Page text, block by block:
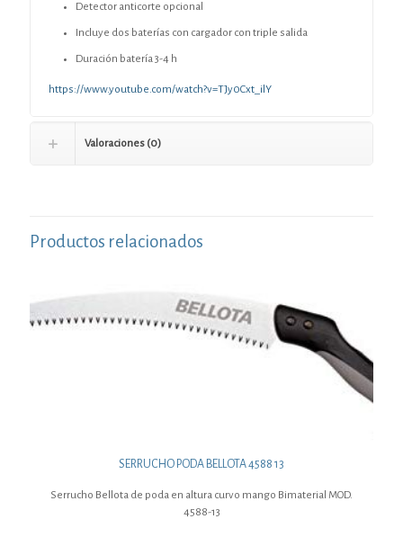
Detector anticorte opcional
Incluye dos baterías con cargador con triple salida
Duración batería 3-4 h
https://www.youtube.com/watch?v=TJy0Cxt_ilY
Valoraciones (0)
Productos relacionados
SERRUCHO PODA BELLOTA 4588 13
Serrucho Bellota de poda en altura curvo mango Bimaterial MOD.
4588-13